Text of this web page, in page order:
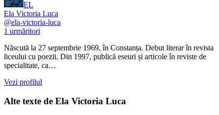
EL
Ela Victoria Luca
@ela-victoria-luca
1 urmăritori
Născută la 27 septembrie 1969, în Constanța. Debut literar în revista
liceului cu poezii. Din 1997, publică eseuri și articole în reviste de
specialitate, ca…
Vezi profilul
Alte texte de Ela Victoria Luca